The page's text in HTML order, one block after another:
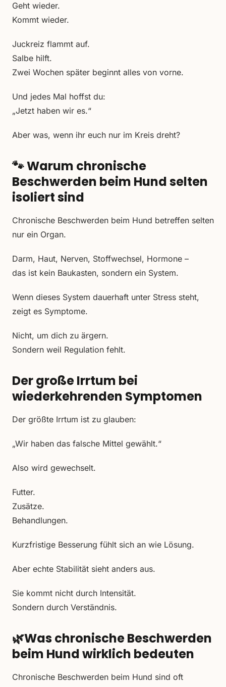
Geht wieder.
Kommt wieder.
Juckreiz flammt auf.
Salbe hilft.
Zwei Wochen später beginnt alles von vorne.
Und jedes Mal hoffst du:
„Jetzt haben wir es.“
Aber was, wenn ihr euch nur im Kreis dreht?
🐾 Warum chronische
Beschwerden beim Hund selten
isoliert sind
Chronische Beschwerden beim Hund betreffen selten
nur ein Organ.
Darm, Haut, Nerven, Stoffwechsel, Hormone –
das ist kein Baukasten, sondern ein System.
Wenn dieses System dauerhaft unter Stress steht,
zeigt es Symptome.
Nicht, um dich zu ärgern.
Sondern weil Regulation fehlt.
Der große Irrtum bei
wiederkehrenden Symptomen
Der größte Irrtum ist zu glauben:
„Wir haben das falsche Mittel gewählt.“
Also wird gewechselt.
Futter.
Zusätze.
Behandlungen.
Kurzfristige Besserung fühlt sich an wie Lösung.
Aber echte Stabilität sieht anders aus.
Sie kommt nicht durch Intensität.
Sondern durch Verständnis.
🌿Was chronische Beschwerden
beim Hund wirklich bedeuten
Chronische Beschwerden beim Hund sind oft